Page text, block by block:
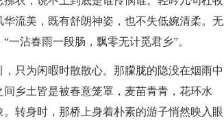
流美，既有舒朗神姿，也不失低婉清柔。无
沾春雨一段肠，飘零无计觅君乡”。
只为闲暇时散散心。那朦胧的隐没在烟雨中
乡土皆是被春意笼罩，麦苗青青，花环水
转身时，那桥上身着朴素的游子悄然映入眼